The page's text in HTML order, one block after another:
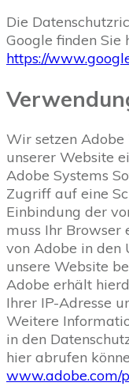
Die
Google finden Sie
https://
Wir setzen
unserer Website
Adobe Systems
Zugriff auf eine
Einbindung der
muss Ihr Browser
von Adobe in den
unsere Website
Adobe erhält
Ihrer IP-Adresse
Weitere
in den
hier abrufen
www.adobe.com/